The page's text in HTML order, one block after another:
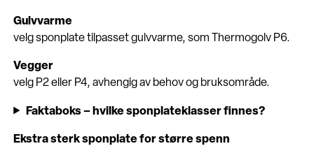
Gulvvarme
velg sponplate tilpasset gulvvarme, som Thermogolv P6.
Vegger
velg P2 eller P4, avhengig av behov og bruksområde.
Faktaboks – hvilke sponplateklasser finnes?
Ekstra sterk sponplate for større spenn